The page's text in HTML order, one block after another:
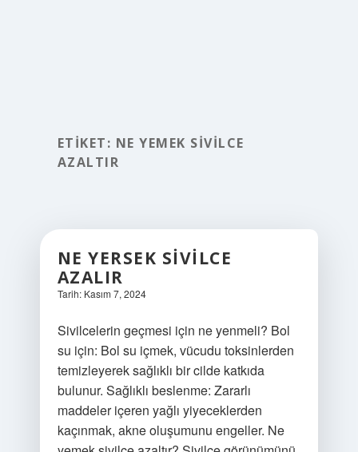
ETIKET: NE YEMEK SIVILCE
AZALTIR
NE YERSEK SIVILCE
AZALIR
Tarih: Kasım 7, 2024
Sivilcelerin geçmesi için ne yenmeli? Bol
su için: Bol su içmek, vücudu toksinlerden
temizleyerek sağlıklı bir cilde katkıda
bulunur. Sağlıklı beslenme: Zararlı
maddeler içeren yağlı yiyeceklerden
kaçınmak, akne oluşumunu engeller. Ne